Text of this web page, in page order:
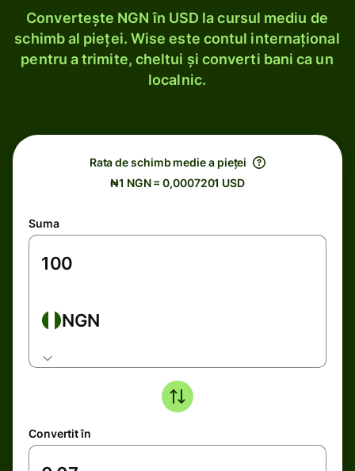
Convertește NGN în USD la cursul mediu de
schimb al pieței. Wise este contul internațional
pentru a trimite, cheltui și converti bani ca un
localnic.
Rata de schimb medie a pieței
₦1 NGN = 0,0007201 USD
Suma
NGN
Convertit în